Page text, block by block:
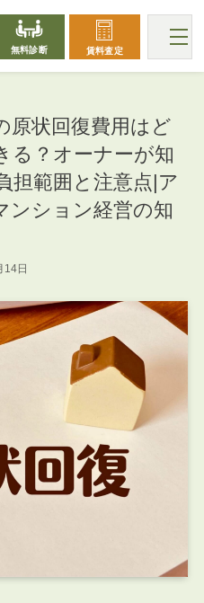
無料診断 賃料査定
原状回復費用はど
る？オーナーが知
担範囲と注意点|ア
ンション経営の知
14日